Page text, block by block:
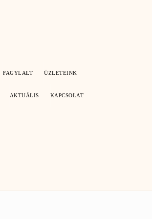
FAGYLALT ÜZLETEINK
AKTUÁLIS KAPCSOLAT